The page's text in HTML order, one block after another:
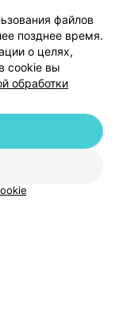
файлов
позднее время.
о целях,
cookie вы
обработки